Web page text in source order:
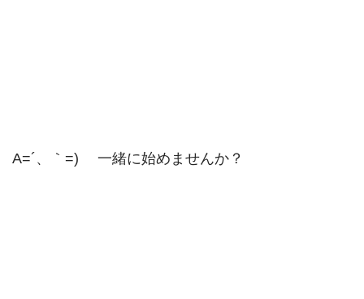
A=´、｀=)ゞ 一緒に始めませんか？